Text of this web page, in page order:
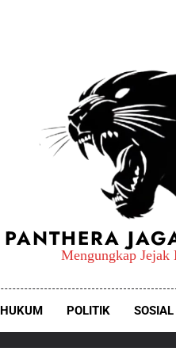
PANTHERA
Mengungkap Jejak
HUKUM POLITIK SOSIAL